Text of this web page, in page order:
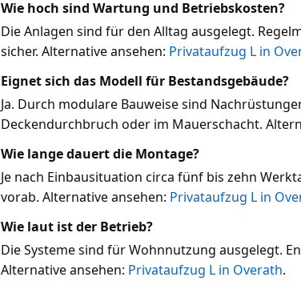
Wie hoch sind Wartung und Betriebskosten?
Die Anlagen sind für den Alltag ausgelegt.
sicher. Alternative ansehen: Privataufzug L in
Eignet sich das Modell für Bestandsgebäude?
Ja. Durch modulare Bauweise sind
Deckendurchbruch oder im Mauerschacht.
Wie lange dauert die Montage?
Je nach Einbausituation circa fünf bis zehn
vorab. Alternative ansehen: Privataufzug L in
Wie laut ist der Betrieb?
Die Systeme sind für Wohnnutzung ausgelegt.
Alternative ansehen: Privataufzug L in Overath.